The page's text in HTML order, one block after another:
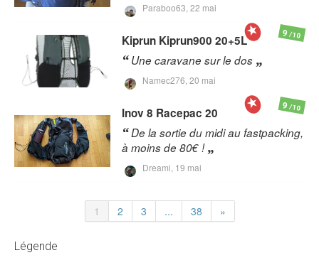
Paraboo63, 22 mai
Kiprun Kiprun900 20+5L
Une caravane sur le dos
Namec276, 20 mai
9/10
Inov 8 Racepac 20
De la sortie du midi au fastpacking,
à moins de 80€ !
Dreami, 19 mai
9/10
1 2 3 ... 38 »
Légende